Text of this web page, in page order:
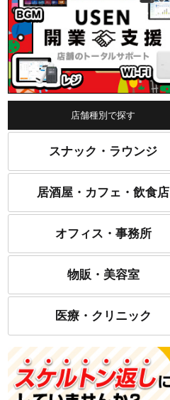
店舗種別で探す
スナック・ラウンジ
居酒屋・カフェ・飲食店
オフィス・事務所
物販・美容室
医療・クリニック